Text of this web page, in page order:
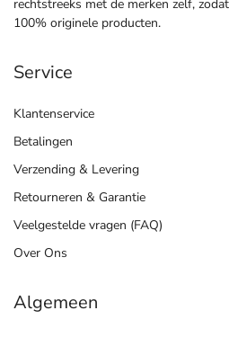
rechtstreeks met de merken zelf,
100% originele producten.
Service
Klantenservice
Betalingen
Verzending & Levering
Retourneren & Garantie
Veelgestelde vragen (FAQ)
Over Ons
Algemeen